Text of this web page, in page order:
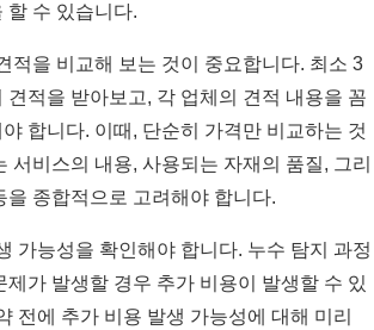
할 수 있습니다.
적을 비교해 보는 것이 중요합니다. 최소 3
견적을 받아보고, 각 업체의 견적 내용을 꼼
합니다. 이때, 단순히 가격만 비교하는 것
서비스의 내용, 사용되는 자재의 품질, 그리
을 종합적으로 고려해야 합니다.
가능성을 확인해야 합니다. 누수 탐지 과정
제가 발생할 경우 추가 비용이 발생할 수 있
전에 추가 비용 발생 가능성에 대해 미리